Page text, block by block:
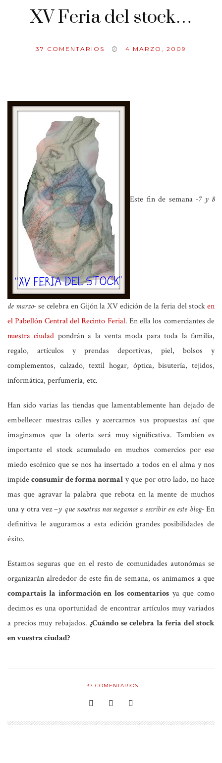
XV Feria del stock…
37 COMENTARIOS 4 MARZO, 2009
Este fin de semana -7 y 8
de marzo- se celebra en Gijón laXV edición de la feria del stocken
el Pabellón Central del Recinto Ferial. En ella los comerciantes de
nuestra ciudad pondrán a la venta moda para toda la familia,
regalo, artículos y prendas deportivas, piel, bolsos y
complementos, calzado, textil hogar, óptica, bisutería, tejidos,
informática, perfumería, etc.
Han sido varias las tiendas que lamentablementehan dejado de
embellecer nuestras calles y acercarnos sus propuestas así que
imaginamos que la oferta será muy significativa. Tambien es
importante el stock acumulado en muchos comercios por ese
miedo escénico que se nos ha insertado a todos en el alma y nos
impideconsumir de forma normal y que por otro lado, no hace
mas que agravar la palabra que rebota en la mente de muchos
una y otra vez –y que nosotras nos negamos a escribir en este blog- En
definitiva le auguramos a esta edición grandes posibilidades de
éxito.
Estamos seguras que en el resto de comunidades autonómas se
organizarán alrededor de este fin de semana, os animamos a que
compartais la información en los comentariosya que como
decimos es una oportunidad de encontrar artículos muy variados
a precios muy rebajados. ¿Cuándo se celebra la feria del stock
en vuestra ciudad?
37 COMENTARIOS